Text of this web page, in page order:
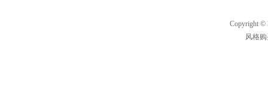
Copyright ©
风格购